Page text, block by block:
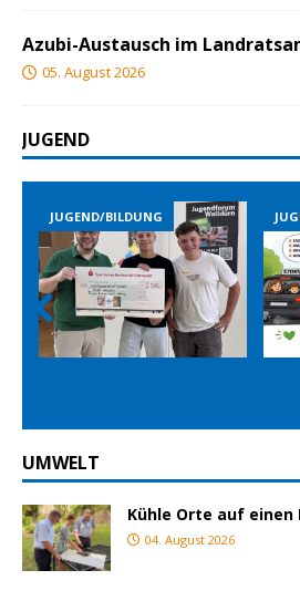
Azubi-Austausch im
05. August 2026
JUGEND
JUGEND/BILDUNG
Prev
ious
UMWELT
Kühle Orte auf einen
04. August 2026